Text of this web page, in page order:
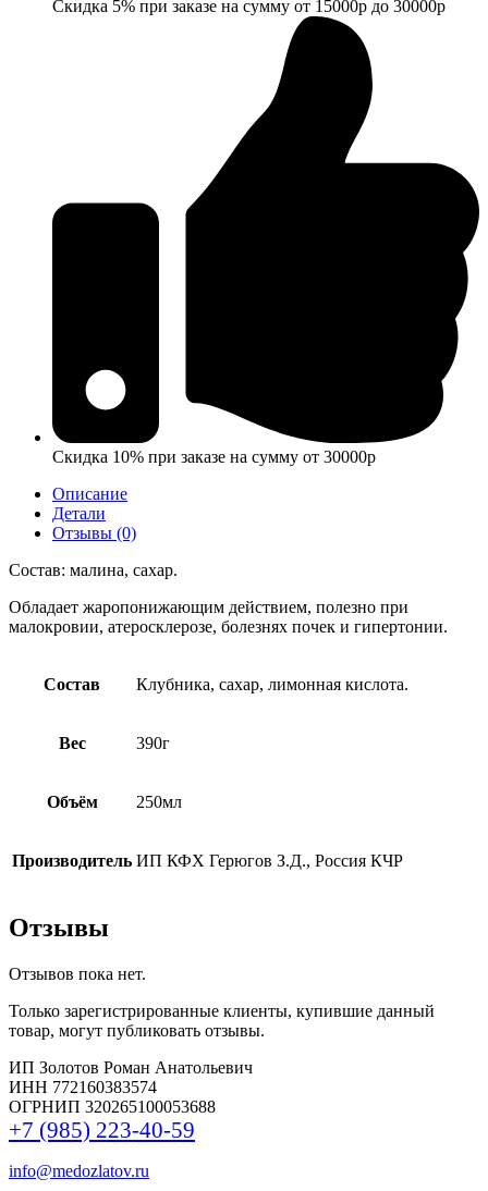
Скидка 5% при заказе на сумму от 15000р до 30000р
Скидка 10% при заказе на сумму от 30000р
Описание
Детали
Отзывы (0)
Состав: малина, сахар.
Обладает жаропонижающим действием, полезно при
малокровии, атеросклерозе, болезнях почек и гипертонии.
Состав Клубника, сахар, лимонная кислота.
Вес 390г
Объём 250мл
Производитель ИП КФХ Герюгов З.Д., Россия КЧР
Отзывы
Отзывов пока нет.
Только зарегистрированные клиенты, купившие данный
товар, могут публиковать отзывы.
ИП Золотов Роман Анатольевич
ИНН 772160383574
ОГРНИП 320265100053688
+7 (985) 223-40-59
info@medozlatov.ru